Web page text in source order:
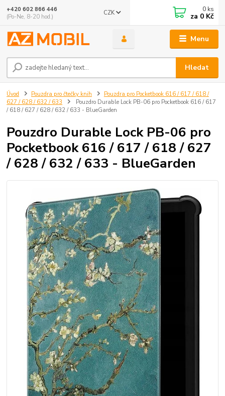
Menu
CZK
Hledat
+420 602 866 446
(Po-Ne, 8-20 hod.)
0 ks
za 0 Kč
Úvod Pouzdra pro čtečky knih
Pouzdra pro Pocketbook 616 / 617 / 618 /
627 / 628 / 632 / 633
Pouzdro Durable Lock PB-06 pro Pocketbook 616 / 617
/ 618 / 627 / 628 / 632 / 633 - BlueGarden
Pouzdro Durable Lock PB-06 pro
Pocketbook 616 / 617 / 618 / 627
/ 628 / 632 / 633 - BlueGarden